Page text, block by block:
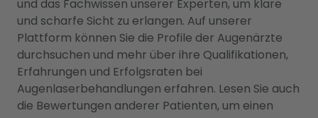
und das Fachwissen unserer Experten, um klare
und scharfe Sicht zu erlangen. Auf unserer
Plattform können Sie die Profile der Augenärzte
durchsuchen und mehr über ihre Qualifikationen,
Erfahrungen und Erfolgsraten bei
Augenlaserbehandlungen erfahren. Lesen Sie auch
die Bewertungen anderer Patienten, um einen